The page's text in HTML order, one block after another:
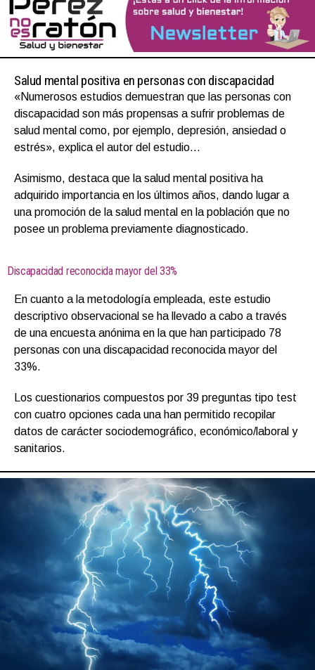
Salud mental positiva en personas con discapacidad
«Numerosos estudios demuestran que las personas con
discapacidad son más propensas a sufrir problemas de
salud mental como, por ejemplo, depresión, ansiedad o
estrés», explica el autor del estudio…
Asimismo, destaca que la salud mental positiva ha
adquirido importancia en los últimos años, dando lugar a
una promoción de la salud mental en la población que no
posee un problema previamente diagnosticado.
Discapacidad reconocida mayor del 33%
En cuanto a la metodología empleada, este estudio
descriptivo observacional se ha llevado a cabo a través
de una encuesta anónima en la que han participado 78
personas con una discapacidad reconocida mayor del
33%.
Los cuestionarios compuestos por 39 preguntas tipo test
con cuatro opciones cada una han permitido recopilar
datos de carácter sociodemográfico, económico/laboral y
sanitarios.